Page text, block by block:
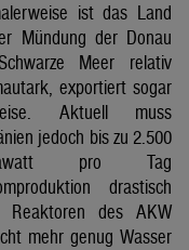
ist das Land
Mündung der Donau
Meer relativ
exportiert sogar
Aktuell muss
jedoch bis zu 2.500
pro Tag
drastisch
Reaktoren des AKW
mehr genug Wasser